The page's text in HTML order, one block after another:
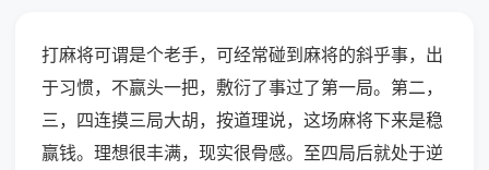
打麻将可谓是个老手，可经常碰到麻将的斜乎事，出
于习惯，不赢头一把，敷衍了事过了第一局。第二，
三，四连摸三局大胡，按道理说，这场麻将下来是稳
赢钱。理想很丰满，现实很骨感。至四局后就处于逆